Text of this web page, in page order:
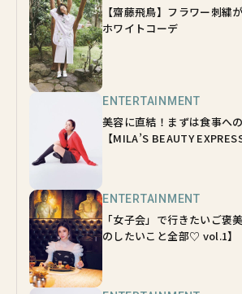
【齋藤飛鳥】フラワー刺
ホワイトコーデ
ENTERTAINMENT
美容に直結！まずは食事へ
【MILA’S BEAUTY
ENTERTAINMENT
「女子会」で行きたいご褒
のしたいこと全部♡ vol.1】